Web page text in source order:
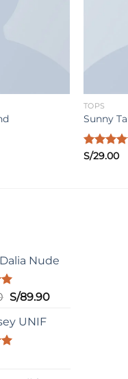
TOPS
Sunny
Valorado
S/29.00
Nude
El
original
era:
S/89.90El
UNIF